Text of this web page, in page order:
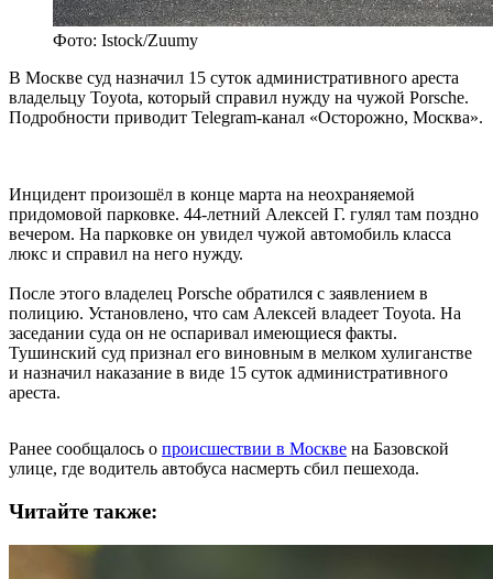
Фото: Istock/Zuumy
В Москве суд назначил 15 суток административного ареста
владельцу Toyota, который справил нужду на чужой Porsche.
Подробности приводит Telegram-канал «Осторожно, Москва».
Инцидент произошёл в конце марта на неохраняемой
придомовой парковке. 44-летний Алексей Г. гулял там поздно
вечером. На парковке он увидел чужой автомобиль класса
люкс и справил на него нужду.
После этого владелец Porsche обратился с заявлением в
полицию. Установлено, что сам Алексей владеет Toyota. На
заседании суда он не оспаривал имеющиеся факты.
Тушинский суд признал его виновным в мелком хулиганстве
и назначил наказание в виде 15 суток административного
ареста.
Ранее сообщалось о происшествии в Москве на Базовской
улице, где водитель автобуса насмерть сбил пешехода.
Читайте также: